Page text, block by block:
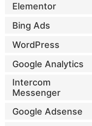
Elementor
Bing Ads
WordPress
Google Analytics
Intercom
Messenger
Google Adsense